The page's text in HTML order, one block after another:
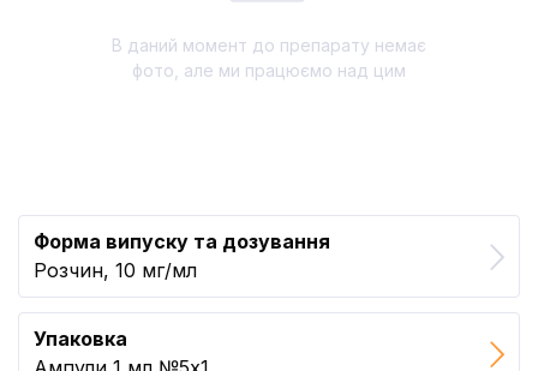
В даний момент до препарату немає
фото, але ми працюємо над цим
Форма випуску та дозування
Розчин, 10 мг/мл
Упаковка